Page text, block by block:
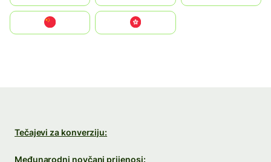
中國香港特別行政區
Tečajevi za konverziju:
Međunarodni novčani prijenosi: